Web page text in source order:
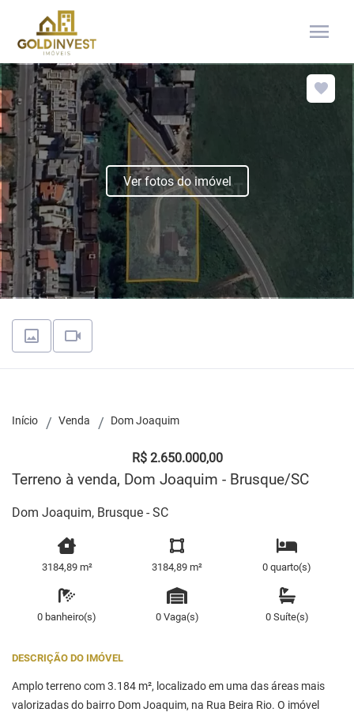
menu
Ver fotos do imóvel
Início Venda Dom Joaquim
R$ 2.650.000,00
Terreno à venda, Dom Joaquim - Brusque/SC
Dom Joaquim, Brusque - SC
3184,89 m² 3184,89 m² 0 quarto(s)
0 banheiro(s) 0 Vaga(s) 0 Suíte(s)
DESCRIÇÃO DO IMÓVEL
Amplo terreno com 3.184 m², localizado em uma das áreas mais
valorizadas do bairro Dom Joaquim, na Rua Beira Rio. O imóvel